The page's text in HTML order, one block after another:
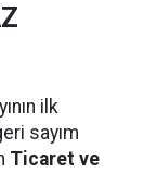
ilk
sayım
Ticaret ve